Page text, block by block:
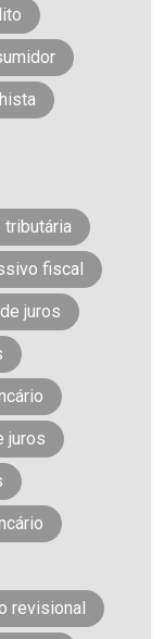
tributária
fiscal
juros
juros
revisional